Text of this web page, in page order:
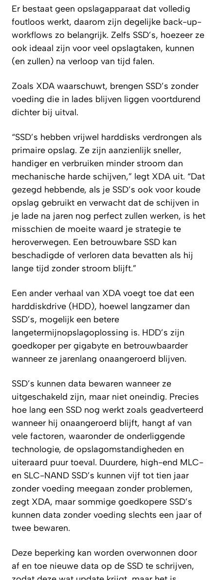
Er bestaat geen opslagapparaat dat volledig
foutloos werkt, daarom zijn degelijke back-up-
workflows zo belangrijk. Zelfs SSD’s, hoezeer ze
ook ideaal zijn voor veel opslagtaken, kunnen
(en zullen) na verloop van tijd falen.
Zoals XDA waarschuwt, brengen SSD’s zonder
voeding die in lades blijven liggen voortdurend
dichter bij uitval.
“SSD’s hebben vrijwel harddisks verdrongen als
primaire opslag. Ze zijn aanzienlijk sneller,
handiger en verbruiken minder stroom dan
mechanische harde schijven,” legt XDA uit. “Dat
gezegd hebbende, als je SSD’s ook voor koude
opslag gebruikt en verwacht dat de schijven in
je lade na jaren nog perfect zullen werken, is het
misschien de moeite waard je strategie te
heroverwegen. Een betrouwbare SSD kan
beschadigde of verloren data bevatten als hij
lange tijd zonder stroom blijft.”
Een ander verhaal van XDA voegt toe dat een
harddiskdrive (HDD), hoewel langzamer dan
SSD’s, mogelijk een betere
langetermijnopslagoplossing is. HDD’s zijn
goedkoper per gigabyte en betrouwbaarder
wanneer ze jarenlang onaangeroerd blijven.
SSD’s kunnen data bewaren wanneer ze
uitgeschakeld zijn, maar niet oneindig. Precies
hoe lang een SSD nog werkt zoals geadverteerd
wanneer hij onaangeroerd blijft, hangt af van
vele factoren, waaronder de onderliggende
technologie, de opslagomstandigheden en
uiteraard puur toeval. Duurdere, high-end MLC-
en SLC-NAND SSD’s kunnen vijf tot tien jaar
zonder voeding meegaan zonder problemen,
zegt XDA, maar sommige goedkopere SSD’s
kunnen data zonder voeding slechts een jaar of
twee bewaren.
Deze beperking kan worden overwonnen door
af en toe nieuwe data op de SSD te schrijven,